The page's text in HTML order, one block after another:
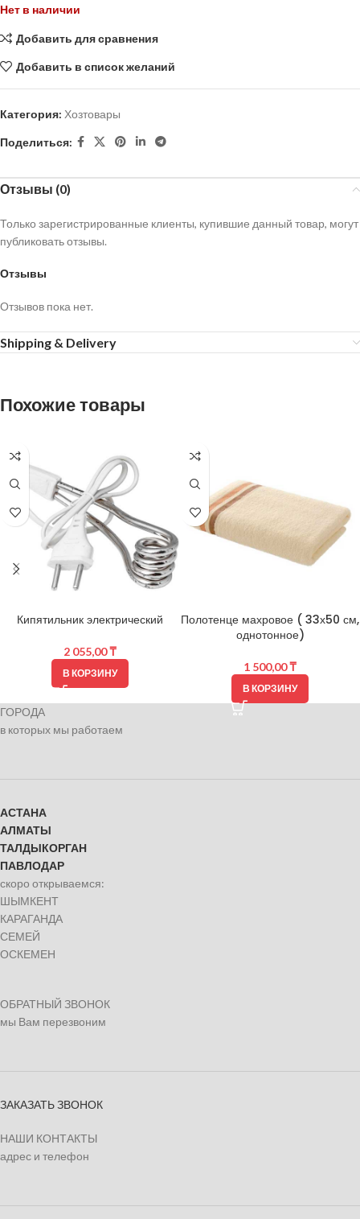
Нет в наличии
Добавить для сравнения
Добавить в список желаний
Категория: Хозтовары
Поделиться:
Отзывы (0)
Отзывы
Отзывов пока нет.
Только зарегистрированные клиенты, купившие данный товар, могут
публиковать отзывы.
Shipping & Delivery
Похожие товары
Кипятильник электрический
2 055,00₸
В КОРЗИНУ
Полотенце махровое ( 33х50 см,
однотонное)
1 500,00₸
В КОРЗИНУ
ГОРОДА
в которых мы работаем
АСТАНА
АЛМАТЫ
ТАЛДЫКОРГАН
ПАВЛОДАР
скоро открываемся:
ШЫМКЕНТ
КАРАГАНДА
СЕМЕЙ
ОСКЕМЕН
ОБРАТНЫЙ ЗВОНОК
мы Вам перезвоним
ЗАКАЗАТЬ ЗВОНОК
НАШИ КОНТАКТЫ
адрес и телефон